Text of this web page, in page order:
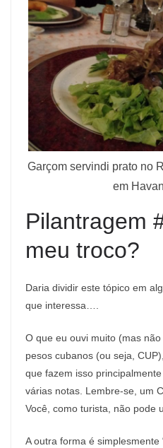
Garçom servindi prato no
em
Pilantragem
meu troco?
Daria dividir este tópico em
que interessa….
O que eu ouvi muito (mas
pesos cubanos (ou seja,
que fazem isso
várias notas. Lembre-se, um
Você, como turista, não pode
A outra forma é simplesmente